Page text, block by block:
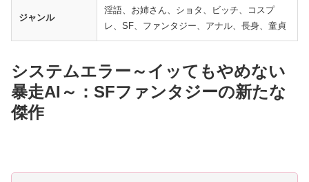
ジャンル
淫語、お姉さん、ショタ、ビッチ、コスプ
レ、SF、ファンタジー、アナル、長身、童貞
システムエラー～イッてもやめない
暴走AI～：SFファンタジーの新たな
傑作